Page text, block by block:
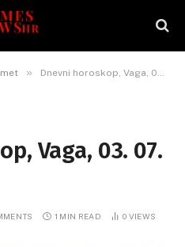
» Dnevni horoskop, Vaga, 03. 07. 2025.
Vaga, 03. 07.
1 MIN READ 0 VIEWS